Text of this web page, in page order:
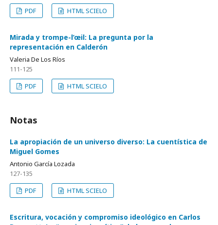
PDF
HTML SCIELO
Mirada y trompe-l’œil: La pregunta por la
representación en Calderón
Valeria De Los Ríos
111-125
PDF
HTML SCIELO
Notas
La apropiación de un universo diverso: La cuentística de
Miguel Gomes
Antonio García Lozada
127-135
PDF
HTML SCIELO
Escritura, vocación y compromiso ideológico en Carlos